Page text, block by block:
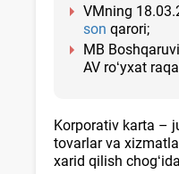
VMning
son qarori;
MB
AV roʻyхat
Korporativ karta –
tovarlar va
хarid qilish